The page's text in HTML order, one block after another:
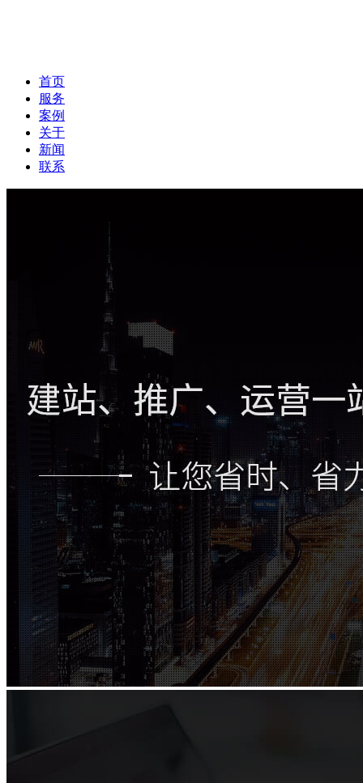
首页
服务
案例
关于
新闻
联系